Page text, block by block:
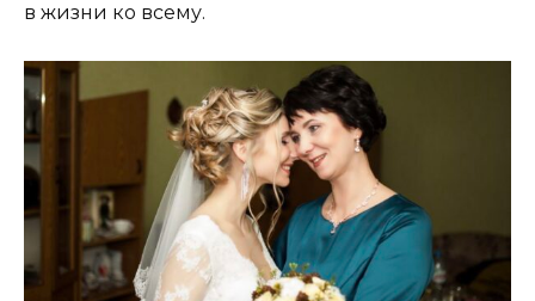
в жизни ко всему.